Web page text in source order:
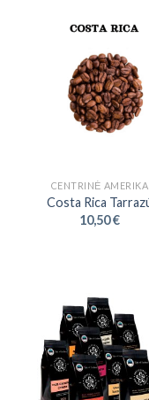
CENTRINĖ AMERIKA
Costa Rica
10,50€